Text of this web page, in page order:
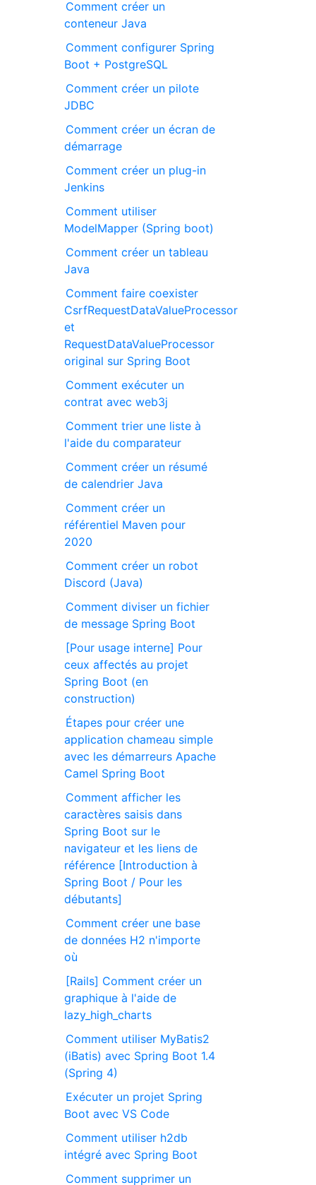
Comment créer un
conteneur Java
Comment configurer Spring
Boot + PostgreSQL
Comment créer un pilote
JDBC
Comment créer un écran de
démarrage
Comment créer un plug-in
Jenkins
Comment utiliser
ModelMapper (Spring boot)
Comment créer un tableau
Java
Comment faire coexister
CsrfRequestDataValueProcessor
et
RequestDataValueProcessor
original sur Spring Boot
Comment exécuter un
contrat avec web3j
Comment trier une liste à
l'aide du comparateur
Comment créer un résumé
de calendrier Java
Comment créer un
référentiel Maven pour
2020
Comment créer un robot
Discord (Java)
Comment diviser un fichier
de message Spring Boot
[Pour usage interne] Pour
ceux affectés au projet
Spring Boot (en
construction)
Étapes pour créer une
application chameau simple
avec les démarreurs Apache
Camel Spring Boot
Comment afficher les
caractères saisis dans
Spring Boot sur le
navigateur et les liens de
référence [Introduction à
Spring Boot / Pour les
débutants]
Comment créer une base
de données H2 n'importe
où
[Rails] Comment créer un
graphique à l'aide de
lazy_high_charts
Comment utiliser MyBatis2
(iBatis) avec Spring Boot 1.4
(Spring 4)
Exécuter un projet Spring
Boot avec VS Code
Comment utiliser h2db
intégré avec Spring Boot
Comment supprimer un